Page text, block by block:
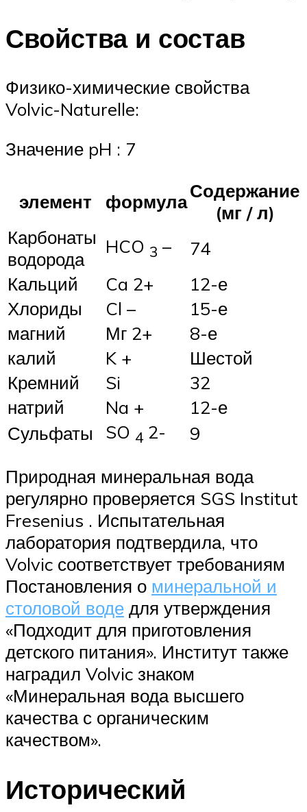
Свойства и состав
Физико-химические свойства
Volvic-Naturelle:
Значение pH : 7
элемент формулаСодержание
(мг / л)
Карбонаты
водорода
HCO 3 –
74
Кальций
Ca 2+
12-е
Хлориды
Cl –
15-е
магний
Мг 2+
8-е
калий
K +
Шестой
Кремний
Si
32
натрий
Na +
12-е
Сульфаты
SO 4 2-
9
Природная минеральная вода
регулярно проверяется SGS Institut
Fresenius . Испытательная
лаборатория подтвердила, что
Volvic соответствует требованиям
Постановления о минеральной и
столовой воде для утверждения
«Подходит для приготовления
детского питания». Институт также
наградил Volvic знаком
«Минеральная вода высшего
качества с органическим
качеством».
Исторический